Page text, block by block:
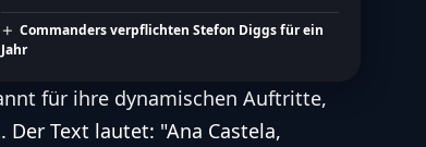
Commanders verpflichten Stefon Diggs für ein
Jahr